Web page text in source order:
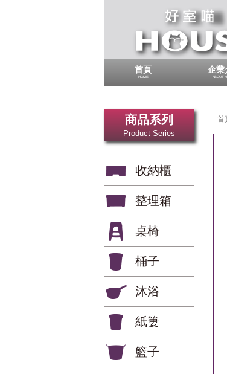
首頁
HOME
企業
ABOUT
商品系列
Product Series
收納櫃
整理箱
桌椅
桶子
沐浴
紙簍
籃子
首